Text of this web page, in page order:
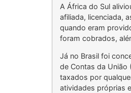
A África do Sul
afiliada, licenciada,
quando eram
foram cobrados,
Já no Brasil foi
de Contas da União
taxados por
atividades próprias